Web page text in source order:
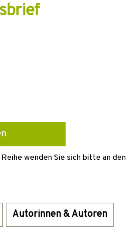
wenden Sie sich bitte an den
Autorinnen & Autoren